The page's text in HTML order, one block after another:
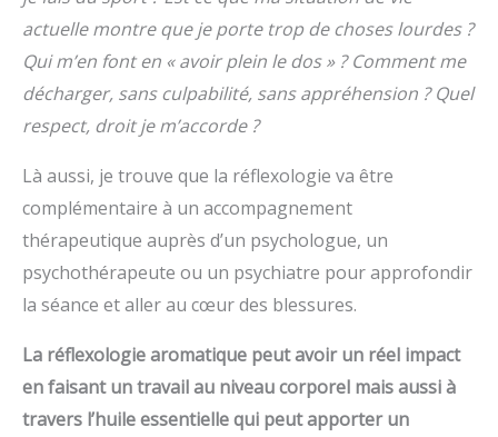
actuelle montre que je porte trop de choses lourdes ?
Qui m’en font en « avoir plein le dos » ? Comment me
décharger, sans culpabilité, sans appréhension ? Quel
respect, droit je m’accorde ?
Là aussi, je trouve que la réflexologie va être
complémentaire à un accompagnement
thérapeutique auprès d’un psychologue, un
psychothérapeute ou un psychiatre pour approfondir
la séance et aller au cœur des blessures.
La réflexologie aromatique peut avoir un réel impact
en faisant un travail au niveau corporel mais aussi à
travers l’huile essentielle qui peut apporter un